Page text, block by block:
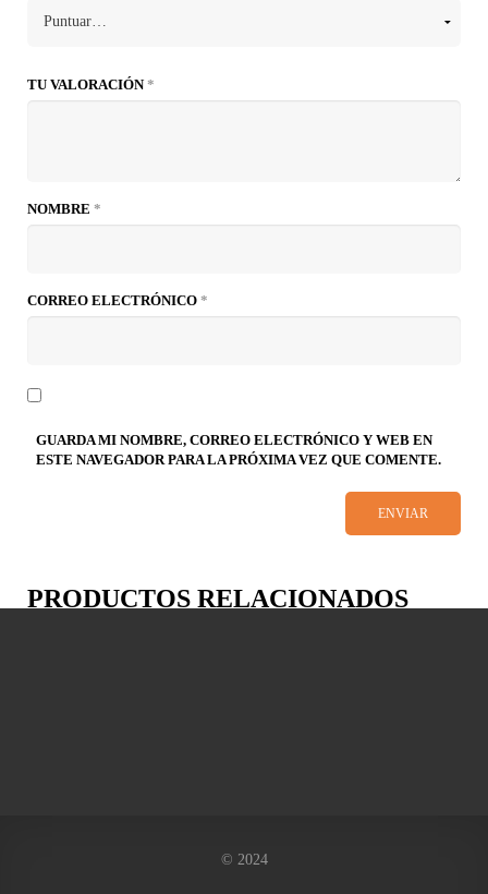
TU VALORACIÓN*
NOMBRE *
CORREO ELECTRÓNICO *
GUARDA MI NOMBRE, CORREO ELECTRÓNICO Y WEB EN
ESTE NAVEGADOR PARA LA PRÓXIMA VEZ QUE COMENTE.
PRODUCTOS RELACIONADOS
© 2024